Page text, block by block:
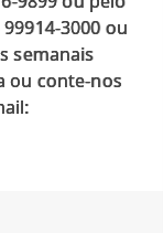
3000 ou
semanais
ou conte-nos